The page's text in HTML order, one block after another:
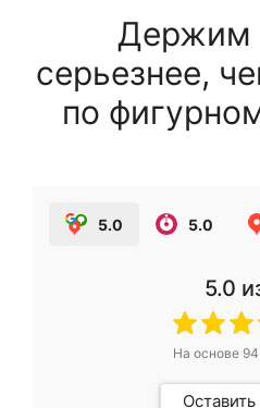
Держим
серьезнее,
по
5.0 5.0
5.0
На основе